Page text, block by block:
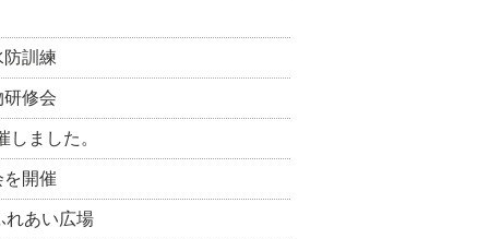
訓練
修会
ました。
開催
あい広場